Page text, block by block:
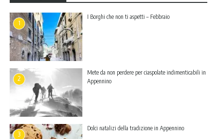
1
I Borghi che non ti aspetti – Febbraio
2
Mete da non perdere per ciaspolate indimenticabili in
Appennino
3
Dolci natalizi della tradizione in Appennino